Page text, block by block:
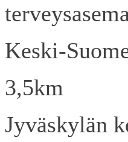
Keski-
3,5km
Jyväskylän